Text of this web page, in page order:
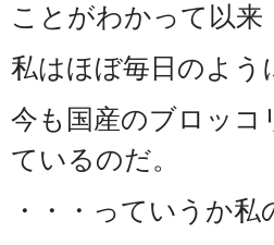
ことがわかって以来
私はほぼ毎日のよ
今も国産のブロッコ
ているのだ。
・・・っていうか